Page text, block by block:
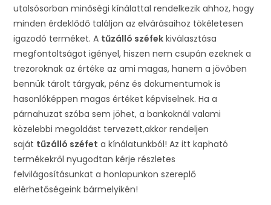
utolsósorban minőségi kínálattal rendelkezik ahhoz, hogy
minden érdeklődő találjon az elvárásaihoz tökéletesen
igazodó terméket. A tűzálló széfek kiválasztása
megfontoltságot igényel, hiszen nem csupán ezeknek a
trezoroknak az értéke az ami magas, hanem a jövőben
bennük tárolt tárgyak, pénz és dokumentumok is
hasonlóképpen magas értéket képviselnek. Ha a
párnahuzat szóba sem jöhet, a bankoknál valami
közelebbi megoldást tervezett,akkor rendeljen
saját tűzálló széfet a kínálatunkból! Az itt kapható
termékekről nyugodtan kérje részletes
felvilágosításunkat a honlapunkon szereplő
elérhetőségeink bármelyikén!